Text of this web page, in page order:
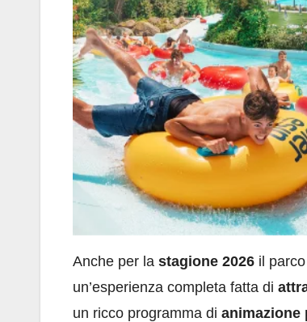
Anche per la stagione 2026 il
un’esperienza completa fatta di
un ricco programma di animazione